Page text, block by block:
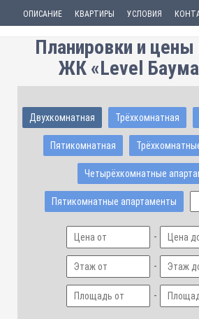
ОПИСАНИЕ КВАРТИРЫ УСЛОВИЯ
Планировки и цены
ЖК «Level
Двухкомнатная Трёхкомнатная
Пятикомнатная
Четырёхкомнатные
Пятикомнатные апартаменты
-
-
-